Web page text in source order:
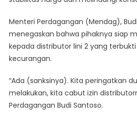
Pengoplos
Minyakita
Demi
Menteri Perdagangan (Mendag),
menegaskan bahwa pihaknya siap
kepada distributor lini 2 yang
kecurangan.
“Ada (sanksinya). Kita peringatkan
melakukan, kita cabut izin
Perdagangan Budi Santoso.